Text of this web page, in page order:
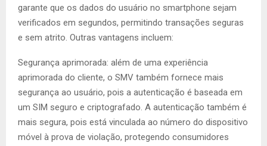
garante que os dados do usuário no smartphone sejam
verificados em segundos, permitindo transações seguras
e sem atrito. Outras vantagens incluem:
Segurança aprimorada: além de uma experiência
aprimorada do cliente, o SMV também fornece mais
segurança ao usuário, pois a autenticação é baseada em
um SIM seguro e criptografado. A autenticação também é
mais segura, pois está vinculada ao número do dispositivo
móvel à prova de violação, protegendo consumidores